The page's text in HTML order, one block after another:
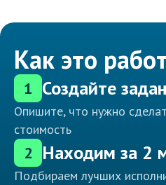
Как это
1 Создайте
Опишите, что нужно
стоимость
2 Находим за 2
Подбираем лучших